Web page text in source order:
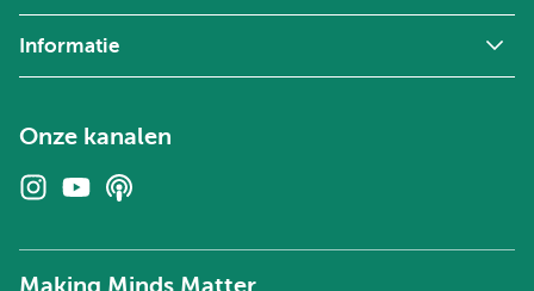
Informatie
Onze kanalen
Instagram
Youtube